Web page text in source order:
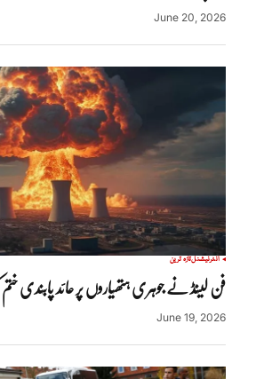
June 20, 2026
انٹرنیشنلتازہ ترین
فن لینڈ نے جوہری ہتھیاروں پر عائد پابندی
June 19, 2026